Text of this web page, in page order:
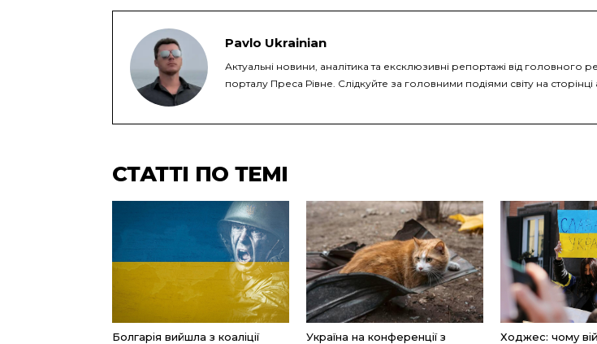
Pavlo Ukrainian
Актуальні новини, аналітика та ексклюзивні репортажі від головного
порталу Преса Рівне. Слідкуйте за головними подіями світу на сторінці
СТАТТІ ПО ТЕМІ
Болгарія вийшла з коаліції
Україна на конференції з
Ходжес: чому